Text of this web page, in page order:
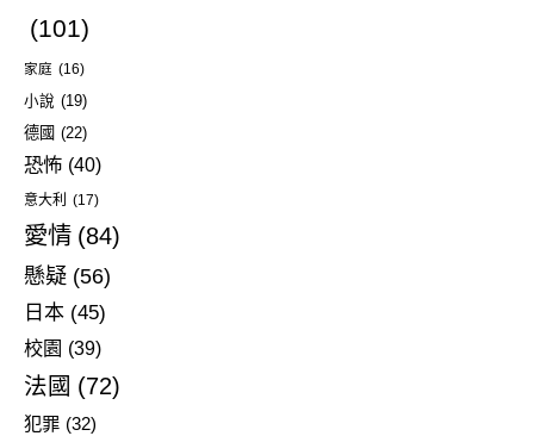
(101)
家庭 (16)
小說 (19)
德國 (22)
恐怖 (40)
意大利 (17)
愛情 (84)
懸疑 (56)
日本 (45)
校園 (39)
法國 (72)
犯罪 (32)